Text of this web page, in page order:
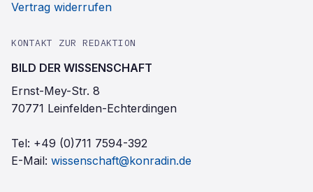
Vertrag widerrufen
KONTAKT ZUR REDAKTION
BILD DER WISSENSCHAFT
Ernst-Mey-Str. 8
70771 Leinfelden-Echterdingen
Tel: +49 (0)711 7594-392
E-Mail: wissenschaft@konradin.de